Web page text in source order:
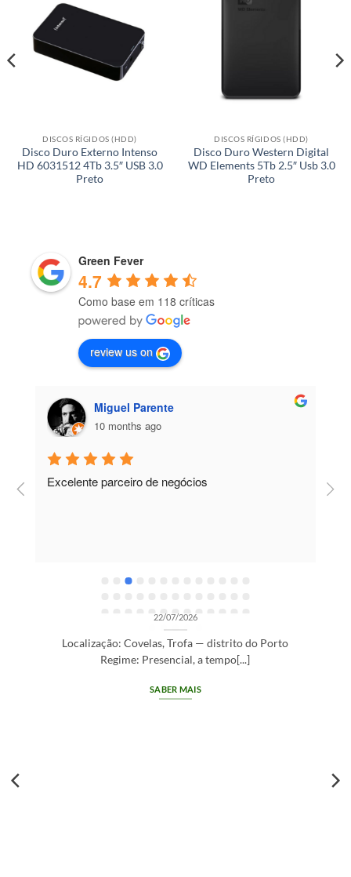
DISCOS RÍGIDOS (HDD)
Disco Duro Externo Intenso
HD 6031512 4Tb 3.5″ USB 3.0
Preto
DISCOS RÍGIDOS (HDD)
Disco Duro Western Digital
WD Elements 5Tb 2.5″ Usb 3.0
Preto
Green Fever
4.7
Como base em 118 críticas
review us on
Miguel Parente
10 months ago
Excelente parceiro de negócios
OPORTUNIDADES DE RECRUTAMENTO SEM CATEGORIA
22/07/2026
Localização: Covelas, Trofa — distrito do Porto
Regime: Presencial, a tempo[...]
SABER MAIS